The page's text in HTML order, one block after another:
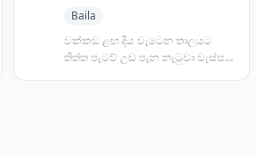
Baila
වක්කඩ ළඟ දිය වැටෙන තාලයට
තිත්ත පැටව් උඩ පැන නැටුවා වැස්ස